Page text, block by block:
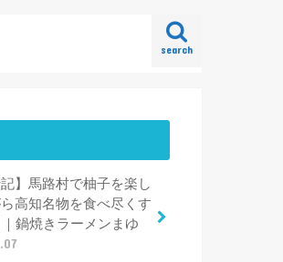
search
記】馬路村で柚子を楽し
高知名物を食べ尽くす
鍋焼きラーメンまゆ